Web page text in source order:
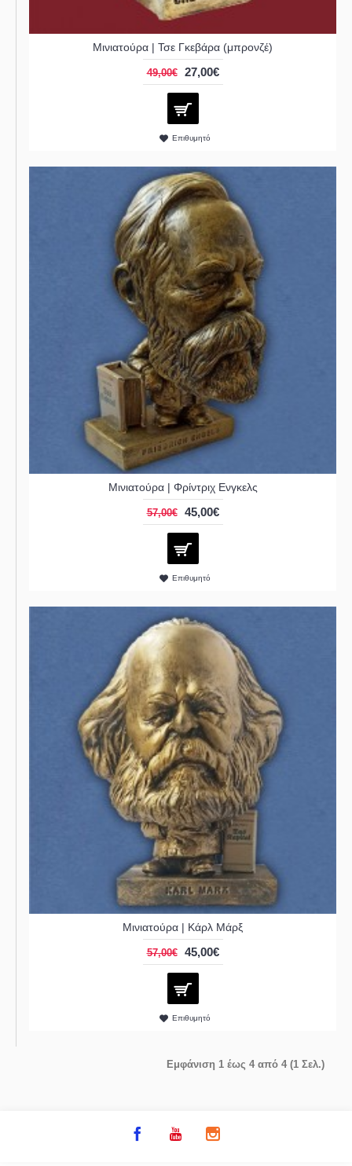
Μινιατούρα | Τσε Γκεβάρα (μπρονζέ)
49,00€ 27,00€
Επιθυμητό
Μινιατούρα | Φρίντριχ Ενγκελς
57,00€ 45,00€
Επιθυμητό
Μινιατούρα | Κάρλ Μάρξ
57,00€ 45,00€
Επιθυμητό
Εμφάνιση 1 έως 4 από 4 (1 Σελ.)